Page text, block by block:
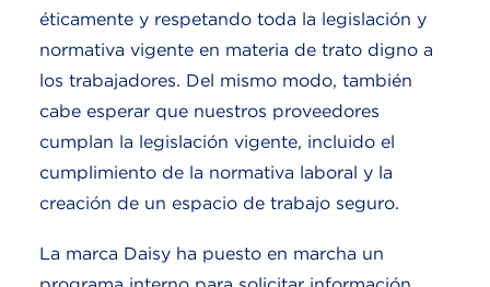
éticamente y respetando toda la legislación y
normativa vigente en materia de trato digno a
los trabajadores. Del mismo modo, también
cabe esperar que nuestros proveedores
cumplan la legislación vigente, incluido el
cumplimiento de la normativa laboral y la
creación de un espacio de trabajo seguro.
La marca Daisy ha puesto en marcha un